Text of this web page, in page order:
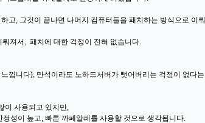
고, 그것이 끝나면 나머지 컴퓨터들을 패치하는 방식으로 이뤄
져서, 패치에 대한 걱정이 전혀 없습니다.
낍니다), 만석이라도 노하드서버가 뻣어버리는 걱정이 없다는
이 사용되고 있지만,
성이 높고, 빠른 까페알레를 사용할 것으로 생각됩니다.